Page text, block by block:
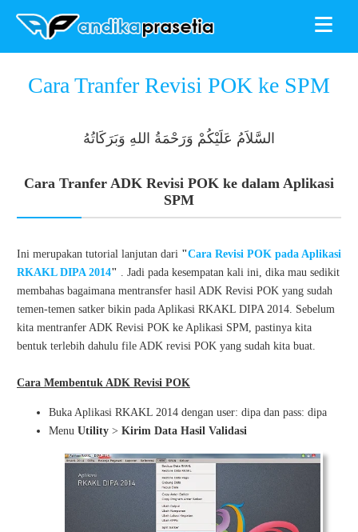
≡
RKAKL SPM » Tutorial Satker
Revisi POK ke SPM
Cara Tranfer Revisi POK ke SPM
السَّلاَمُ عَلَيْكُمْ وَرَحْمَةُ اللهِ وَبَرَكَاتُهُ
Cara Tranfer ADK Revisi POK ke dalam Aplikasi
SPM
Ini merupakan tutorial lanjutan dari "Cara Revisi POK pada Aplikasi
RKAKL DIPA 2014" . Jadi pada kesempatan kali ini, dika mau sedikit
membahas bagaimana mentransfer hasil ADK Revisi POK yang sudah
temen-temen satker bikin pada Aplikasi RKAKL DIPA 2014. Sebelum
kita mentranfer ADK Revisi POK ke Aplikasi SPM, pastinya kita
bentuk terlebih dahulu file ADK revisi POK yang sudah kita buat.
Cara Membentuk ADK Revisi POK
Buka Aplikasi RKAKL 2014 dengan user: dipa dan pass: dipa
Menu Utility > Kirim Data Hasil Validasi